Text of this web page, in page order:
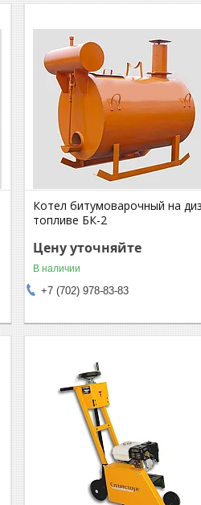
Котел битумоварочный на
топливе БК-2
Цену уточняйте
В наличии
+7 (702) 978-83-83